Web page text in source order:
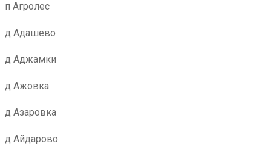
п Агролес
д Адашево
д Аджамки
д Ажовка
д Азаровка
д Айдарово